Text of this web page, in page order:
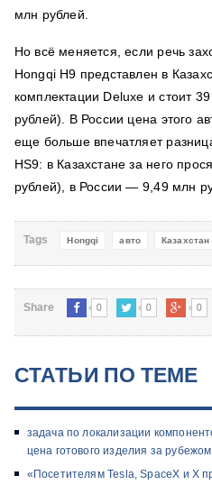
млн рублей.
Но всё меняется, если речь
Hongqi H9 представлен в
комплектации Deluxe и стоит
рублей). В России цена этого
еще больше впечатляет
HS9: в Казахстане за него
рублей), в России — 9,49 млн
Tags Hongqi авто Казахстан
Share 0 0 0
СТАТЬИ ПО ТЕМЕ
задача по локализации
цена готового изделия за
«Посетителям Tesla, SpaceX и X